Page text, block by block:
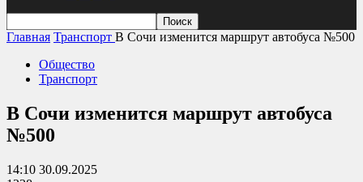
Главная Транспорт В Сочи изменится маршрут автобуса №500
Общество
Транспорт
В Сочи изменится маршрут автобуса
№500
14:10 30.09.2025